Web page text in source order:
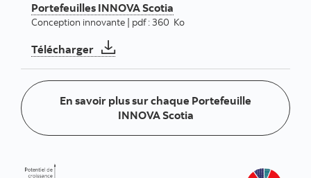
Portefeuilles INNOVA Scotia
Conception innovante | pdf : 360 Ko
Télécharger Portefeuilles INNOVA Scotia
En savoir plus sur chaque Portefeuille
INNOVA ScotiaEn savoir plus sur